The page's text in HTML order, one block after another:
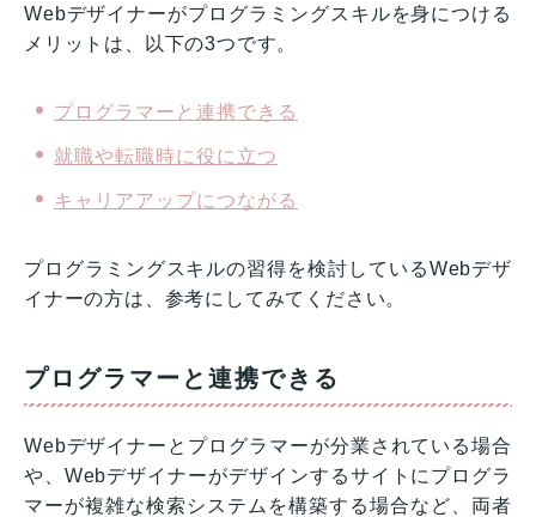
Webデザイナーがプログラミングスキルを身につける
メリットは、以下の3つです。
プログラマーと連携できる
就職や転職時に役に立つ
キャリアアップにつながる
プログラミングスキルの習得を検討しているWebデザ
イナーの方は、参考にしてみてください。
プログラマーと連携できる
Webデザイナーとプログラマーが分業されている場合
や、Webデザイナーがデザインするサイトにプログラ
マーが複雑な検索システムを構築する場合など、両者